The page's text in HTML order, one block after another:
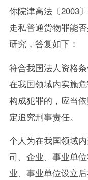
你院津高法〔2003
走私普通货物罪能
研究，答复如下：
符合我国法人资格
在我国领域内实施
构成犯罪的，应当
定追究刑事责任。
个人为在我国领域
司、企业、事业单
业、事业单位设立